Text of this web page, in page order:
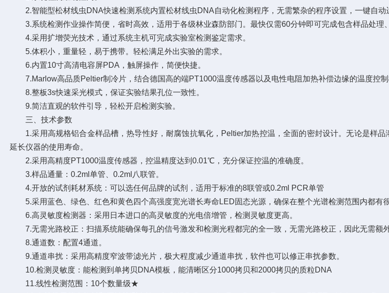
2.智能型松材线虫DNA快速检测系统内置松材线虫DNA自动化检测程序，无需繁杂的程序设置，一键自动
3.系统检测作业操作简便，省时高效，适用于各级林业森防部门。最快仅需60分钟即可完成包含样品处理
4.采用扩增荧光技术，通过系统主机可完成实验室检测鉴定需求。
5.体积小，重量轻，易于携带。轻松满足外出实验的需求。
6.内置10寸高清电容屏PDA，触屏操作，简便快捷。
7.Marlow高品质Peltier制冷片，结合德国高的端PT1000温度传感器以及电性电阻加热补偿边缘的温度控
8.整板3s快速采光模式，保证实验结果孔位一致性。
9.简洁直观的软件引导，轻松开启检测实验。
三、技术参数
1.采用高规格铝合金样品槽，热导性好，耐腐蚀抗氧化，Peltier加热控温，全面的密封设计。无论是样
延长仪器的使用寿命。
2.采用高精度PT1000温度传感器，控温精度达到0.01℃，充分保证控温的准确度。
3.样品通量：0.2ml单管、0.2ml八联管。
4.开放的试剂耗材系统：可以选任何品牌的试剂，适用于标准的8联管或0.2ml PCR单管
5.采用蓝色、绿色、红色和黄色四个高强度宽光谱长寿命LED固态光源，确保在整个光谱检测范围内都有
6.高灵敏度检测器：采用日本进口的高灵敏度的光电倍增管，检测灵敏度更高。
7.无需光路校正：扫描系统能确保每孔的信号激发和检测光程都完的全一致，无需光路校正，因此无需额
8.通道数：配置4通道。
9.通道串扰：采用高精度窄波带滤光片，极大程度减少通道串扰，软件也可以修正串扰参数。
10.检测灵敏度：能检测到单拷贝DNA模板，能清晰区分1000拷贝和2000拷贝的质粒DNA
11.线性检测范围：10个数量级★